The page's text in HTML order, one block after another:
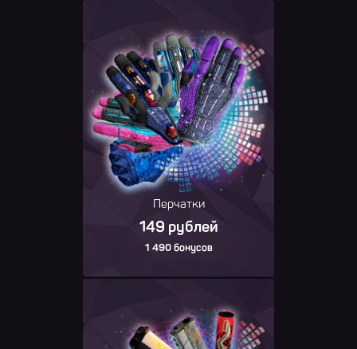
Перчатки
149 рублей
1 490 бонусов